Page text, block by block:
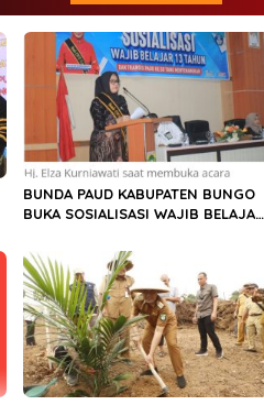
BUNDA PAUD KABUPATEN BUNGO
BUKA SOSIALISASI WAJIB BELAJAR